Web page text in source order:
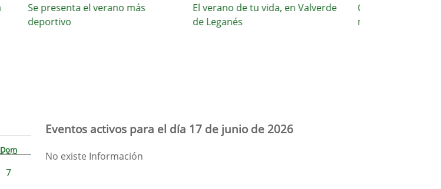
Se presenta el verano más
deportivo
El verano de tu vida, en Valverde
de Leganés
Compromiso diario
nuestros espacios
Dom
7
Eventos activos para el día 17 de junio de 2026
No existe Información